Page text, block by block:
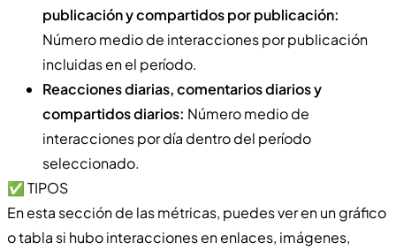
publicación y compartidos por publicación:
Número medio de interacciones por publicación
incluidas en el período.
Reacciones diarias, comentarios diarios y
compartidos diarios: Número medio de
interacciones por día dentro del período
seleccionado.
✅ TIPOS
En esta sección de las métricas, puedes ver en un gráfico
o tabla si hubo interacciones en enlaces, imágenes,